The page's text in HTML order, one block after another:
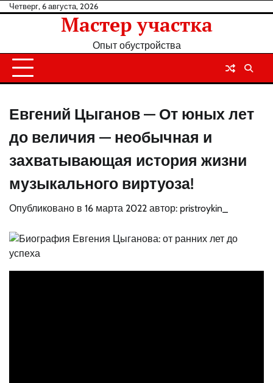
Перейти
Четверг, 6 августа, 2026
Мастер участка
Опыт обустройства
Евгений Цыганов — От юных лет
до величия — необычная и
захватывающая история жизни
музыкального виртуоза!
Опубликовано в 16 марта 2022 автор: pristroykin_